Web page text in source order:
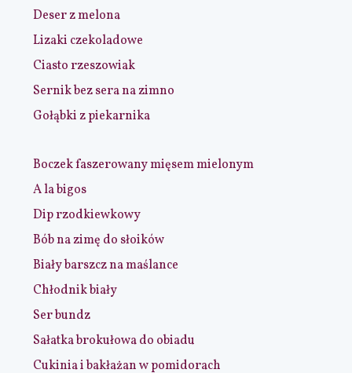
Deser z melona
Lizaki czekoladowe
Ciasto rzeszowiak
Sernik bez sera na zimno
Gołąbki z piekarnika
Boczek faszerowany mięsem mielonym
A la bigos
Dip rzodkiewkowy
Bób na zimę do słoików
Biały barszcz na maślance
Chłodnik biały
Ser bundz
Sałatka brokułowa do obiadu
Cukinia i bakłażan w pomidorach